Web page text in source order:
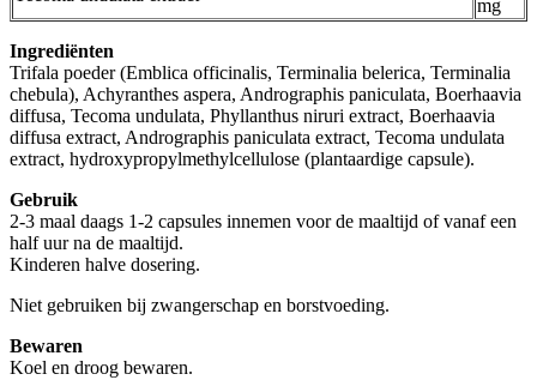
mg
Ingrediënten
Trifala poeder (Emblica officinalis, Terminalia belerica, Terminalia
chebula), Achyranthes aspera, Andrographis paniculata, Boerhaavia
diffusa, Tecoma undulata, Phyllanthus niruri extract, Boerhaavia
diffusa extract, Andrographis paniculata extract, Tecoma undulata
extract, hydroxypropylmethylcellulose (plantaardige capsule).
Gebruik
2-3 maal daags 1-2 capsules innemen voor de maaltijd of vanaf een
half uur na de maaltijd.
Kinderen halve dosering.
Niet gebruiken bij zwangerschap en borstvoeding.
Bewaren
Koel en droog bewaren.